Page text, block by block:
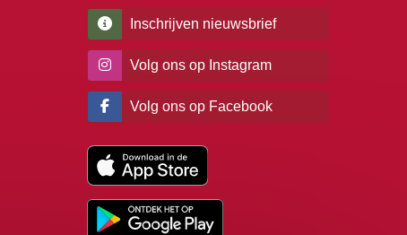
Inschrijven nieuwsbrief
Volg ons op Instagram
Volg ons op Facebook